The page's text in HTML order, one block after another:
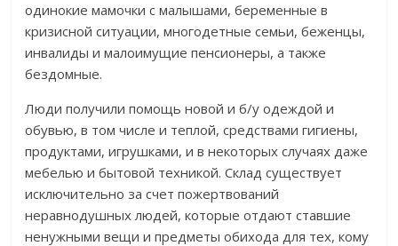
одинокие мамочки с малышами, беременные в
кризисной ситуации, многодетные семьи, беженцы,
инвалиды и малоимущие пенсионеры, а также
бездомные.
Люди получили помощь новой и б/у одеждой и
обувью, в том числе и теплой, средствами гигиены,
продуктами, игрушками, и в некоторых случаях даже
мебелью и бытовой техникой. Склад существует
исключительно за счет пожертвований
неравнодушных людей, которые отдают ставшие
ненужными вещи и предметы обихода для тех, кому